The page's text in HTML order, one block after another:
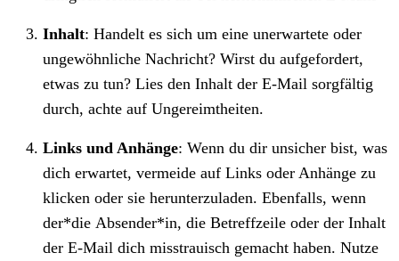
Inhalt: Handelt es sich um eine unerwartete oder
ungewöhnliche Nachricht? Wirst du aufgefordert,
etwas zu tun? Lies den Inhalt der E-Mail sorgfältig
durch, achte auf Ungereimtheiten.
Links und Anhänge: Wenn du dir unsicher bist, was
dich erwartet, vermeide auf Links oder Anhänge zu
klicken oder sie herunterzuladen. Ebenfalls, wenn
der*die Absender*in, die Betreffzeile oder der Inhalt
der E-Mail dich misstrauisch gemacht haben. Nutze